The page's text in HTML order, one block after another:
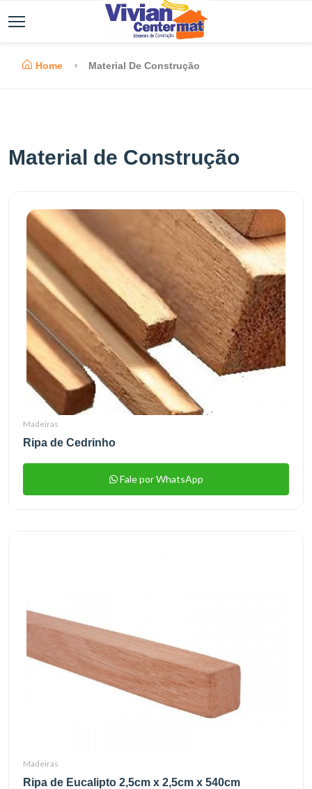
Home Material De Construção
Material de Construção
Madeiras
Ripa de Cedrinho
Fale por WhatsApp
Madeiras
Ripa de Eucalipto 2,5cm x 2,5cm x 540cm